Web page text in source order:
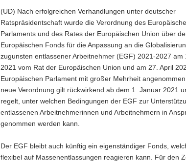
(UD) Nach erfolgreichen Verhandlungen unter deutscher
Ratspräsidentschaft wurde die Verordnung des
Parlaments und des Rates der Europäischen Union über
Europäischen Fonds für die Anpassung an die
zugunsten entlassener Arbeitnehmer (EGF) 2021-2027 am
2021 vom Rat der Europäischen Union und am 27. April
Europäischen Parlament mit großer Mehrheit
neue Verordnung gilt rückwirkend ab dem 1. Januar 2021
regelt, unter welchen Bedingungen der EGF zur
entlassenen Arbeitnehmerinnen und Arbeitnehmern in
genommen werden kann.
Der EGF bleibt auch künftig ein eigenständiger Fonds,
flexibel auf Massenentlassungen reagieren kann. Für den